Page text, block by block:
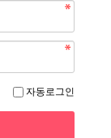
자동로그인